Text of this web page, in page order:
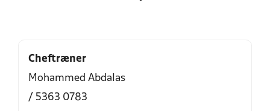
Cheftræner
Mohammed Abdalas
/ 5363 0783